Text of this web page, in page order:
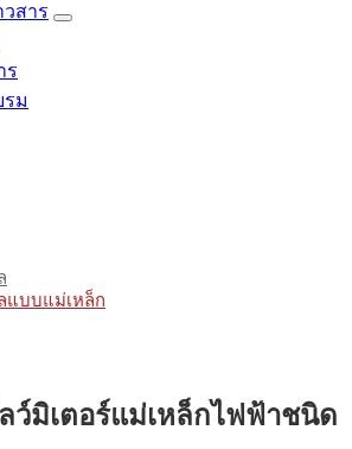
สาร
ร
รม
แบบแม่เหล็ก
ว์มิเตอร์แม่เหล็กไฟฟ้าชนิด